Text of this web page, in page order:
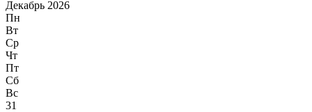
Декабрь 2026
Пн
Вт
Ср
Чт
Пт
Сб
Вс
31